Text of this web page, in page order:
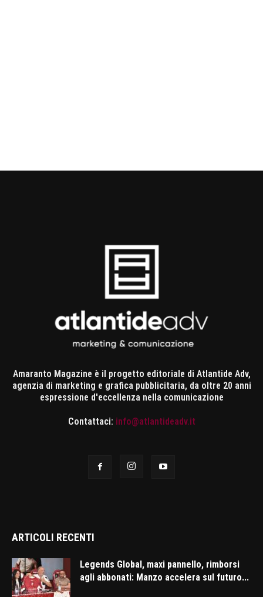
Amaranto Magazine è il progetto editoriale di Atlantide Adv,
agenzia di marketing e grafica pubblicitaria, da oltre 20 anni
espressione d'eccellenza nella comunicazione
Contattaci: info@atlantideadv.it
ARTICOLI RECENTI
Legends Global, maxi pannello, rimborsi
agli abbonati: Manzo accelera sul futuro...